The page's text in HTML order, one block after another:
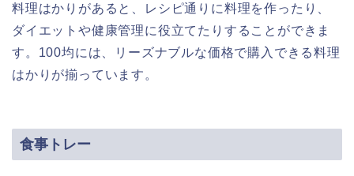
料理はかりがあると、レシピ通りに料理を作ったり、
ダイエットや健康管理に役立てたりすることができま
す。100均には、リーズナブルな価格で購入できる料理
はかりが揃っています。
食事トレー